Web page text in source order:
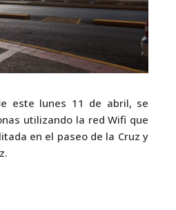
este lunes 11 de abril, se
utilizando la red Wifi que
en el paseo de la Cruz y